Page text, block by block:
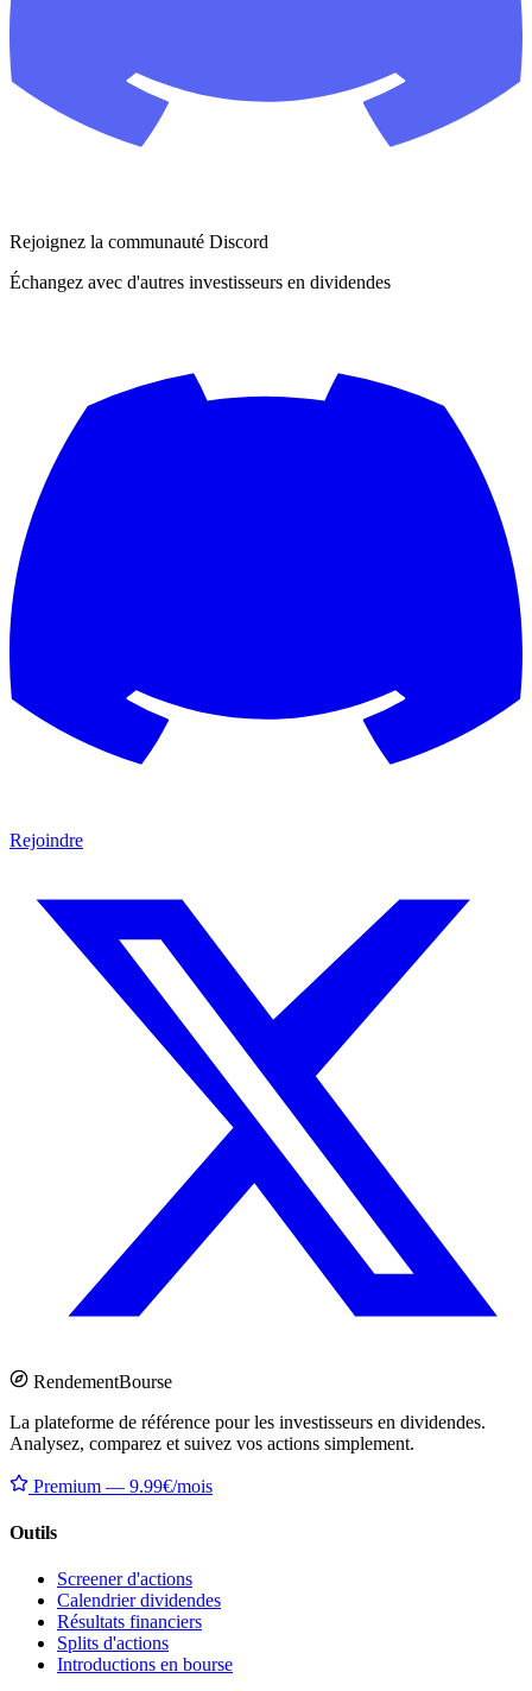
Rejoignez la communauté Discord
Échangez avec d'autres investisseurs en dividendes
Rejoindre
RendementBourse
La plateforme de référence pour les investisseurs en dividendes.
Analysez, comparez et suivez vos actions simplement.
Premium — 9.99€/mois
Outils
Screener d'actions
Calendrier dividendes
Résultats financiers
Splits d'actions
Introductions en bourse